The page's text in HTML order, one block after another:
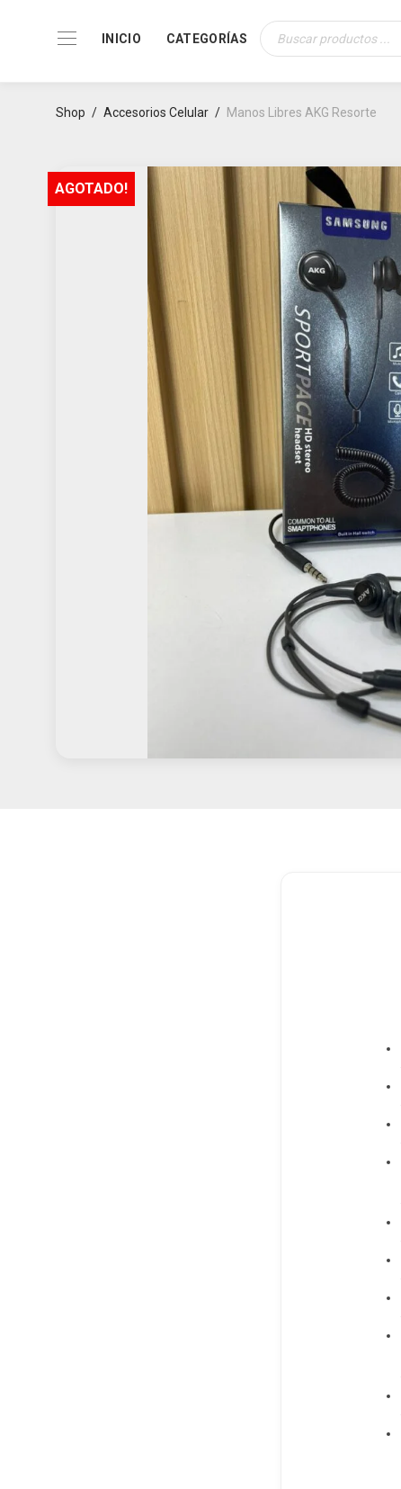
INICIO CATEGORÍAS
Búsqueda
de
Shop / Accesorios Celular / Manos Libres AKG Resorte
AGOTADO!